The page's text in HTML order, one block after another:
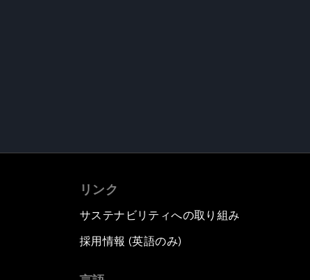
リンク
サステナビリティへの取り組み
採用情報 (英語のみ)